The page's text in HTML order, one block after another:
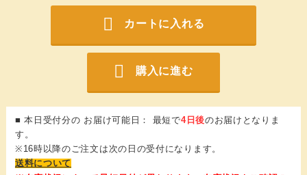
カートに入れる
購入に進む
■ 本日受付分の お届け可能日： 最短で4日後のお届けとなりま
す。
※16時以降のご注文は次の日の受付になります。
送料について